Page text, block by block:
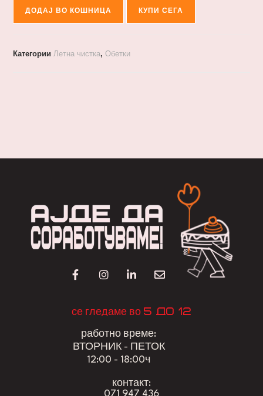
ДОДАЈ ВО КОШНИЦА КУПИ СЕГА
Категории Летна чистка,Обетки
се гледаме во 5 до 12
работно време:
ВТОРНИК - ПЕТОК
12:00 - 18:00ч
контакт: